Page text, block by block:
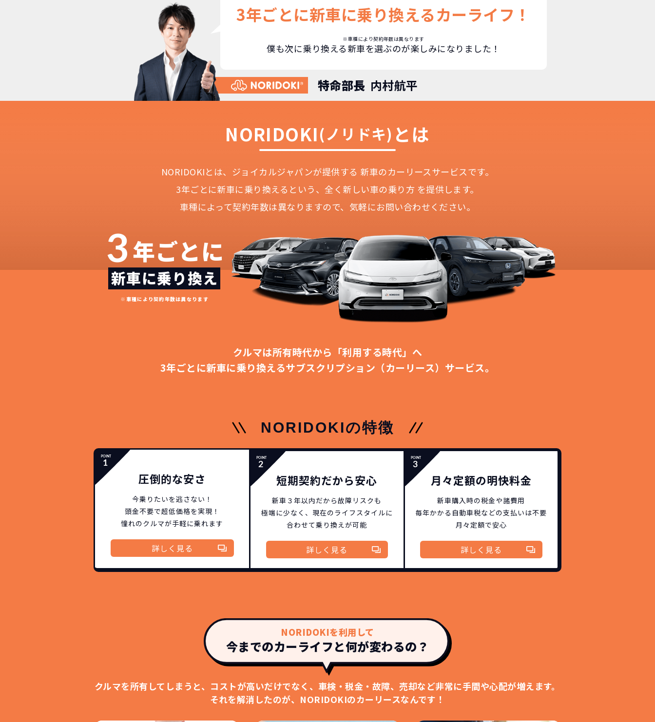
3年ごとに新車に乗り換えるカーライフ！
※車種により契約年数は異なります
僕も次に乗り換える新車を選ぶのが楽しみになりました！
特命部長 内村航平
NORIDOKI(ノリドキ) とは
NORIDOKIとは、ジョイカルジャパンが提供する 新車のカーリースサービスです。
3年ごとに新車に乗り換えるという、全く新しい車の乗り方 を提供します。
車種によって契約年数は異なりますので、 気軽にお問い合わせください。
3年ごとに
新車に乗り換え
※車種により契約年数は異なります
クルマは所有時代から「利用する時代」へ
3年ごとに新車に乗り換えるサブスクリプション（カーリース）サービス。
NORIDOKIの特徴
圧倒的な安さ
今乗りたいを逃さない！
頭金不要で超低価格を実現！
憧れのクルマが手軽に乗れます
詳しく見る
短期契約だから安心
新車３年以内だから故障リスクも
極端に少なく、 現在のライフスタイルに
合わせて乗り換えが可能
詳しく見る
月々定額の明快料金
新車購入時の税金や諸費用
毎年かかる自動車税などの支払いは不要
月々定額で安心
詳しく見る
NORIDOKIは高残価設定を実現！
頭金不要で超低価格！憧れのクルマが手軽に乗れます！
安さの秘密
NORIDOKIなら短期リースでも安いんです！
常に新車なので故障の心配がありませんし、急なライフスタイルの変化にも対応が可能です。
NORIDOKIなら頭金・ボーナス払い・諸経費・税金など一切不要！
月々「定額料金」をお支払いいただくだけでご利用いただけます。
NORIDOKIを利用して
今までのカーライフと何が変わるの？
クルマを所有してしまうと、コストが高いだけでなく、 車検・税金・故障、売却など非常に手間や心配が増えます。
それを解消したのが、NORIDOKIのカーリースなんです！